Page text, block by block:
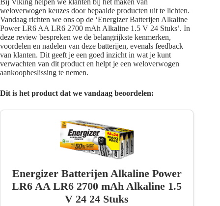
Bij Viking helpen we klanten bij het maken van
weloverwogen keuzes door bepaalde producten uit te lichten.
Vandaag richten we ons op de ‘Energizer Batterijen Alkaline
Power LR6 AA LR6 2700 mAh Alkaline 1.5 V 24 Stuks’. In
deze review bespreken we de belangrijkste kenmerken,
voordelen en nadelen van deze batterijen, evenals feedback
van klanten. Dit geeft je een goed inzicht in wat je kunt
verwachten van dit product en helpt je een weloverwogen
aankoopbeslissing te nemen.
Dit is het product dat we vandaag beoordelen:
Energizer Batterijen Alkaline Power
LR6 AA LR6 2700 mAh Alkaline 1.5
V 24 24 Stuks